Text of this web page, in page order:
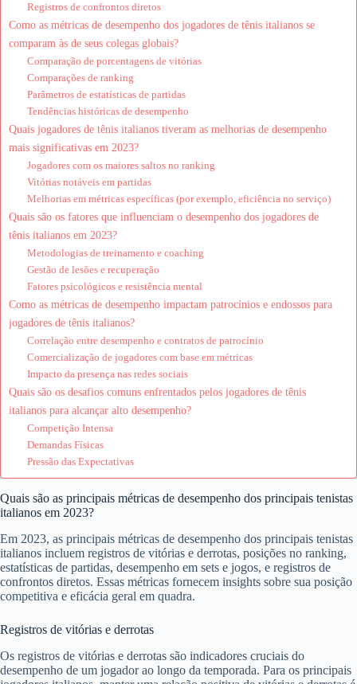
Registros de confrontos diretos
Como as métricas de desempenho dos jogadores de tênis italianos se
comparam às de seus colegas globais?
Comparação de porcentagens de vitórias
Comparações de ranking
Parâmetros de estatísticas de partidas
Tendências históricas de desempenho
Quais jogadores de tênis italianos tiveram as melhorias de desempenho
mais significativas em 2023?
Jogadores com os maiores saltos no ranking
Vitórias notáveis em partidas
Melhorias em métricas específicas (por exemplo, eficiência no serviço)
Quais são os fatores que influenciam o desempenho dos jogadores de
tênis italianos em 2023?
Metodologias de treinamento e coaching
Gestão de lesões e recuperação
Fatores psicológicos e resistência mental
Como as métricas de desempenho impactam patrocínios e endossos para
jogadores de tênis italianos?
Correlação entre desempenho e contratos de patrocínio
Comercialização de jogadores com base em métricas
Impacto da presença nas redes sociais
Quais são os desafios comuns enfrentados pelos jogadores de tênis
italianos para alcançar alto desempenho?
Competição Intensa
Demandas Físicas
Pressão das Expectativas
Quais são as principais métricas de desempenho dos principais tenistas
italianos em 2023?
Em 2023, as principais métricas de desempenho dos principais tenistas
italianos incluem registros de vitórias e derrotas, posições no ranking,
estatísticas de partidas, desempenho em sets e jogos, e registros de
confrontos diretos. Essas métricas fornecem insights sobre sua posição
competitiva e eficácia geral em quadra.
Registros de vitórias e derrotas
Os registros de vitórias e derrotas são indicadores cruciais do
desempenho de um jogador ao longo da temporada. Para os principais